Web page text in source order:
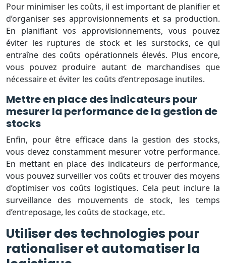
Pour minimiser les coûts, il est important de planifier et
d’organiser ses approvisionnements et sa production.
En planifiant vos approvisionnements, vous pouvez
éviter les ruptures de stock et les surstocks, ce qui
entraîne des coûts opérationnels élevés. Plus encore,
vous pouvez produire autant de marchandises que
nécessaire et éviter les coûts d’entreposage inutiles.
Mettre en place des indicateurs pour
mesurer la performance de la gestion de
stocks
Enfin, pour être efficace dans la gestion des stocks,
vous devez constamment mesurer votre performance.
En mettant en place des indicateurs de performance,
vous pouvez surveiller vos coûts et trouver des moyens
d’optimiser vos coûts logistiques. Cela peut inclure la
surveillance des mouvements de stock, les temps
d’entreposage, les coûts de stockage, etc.
Utiliser des technologies pour
rationaliser et automatiser la